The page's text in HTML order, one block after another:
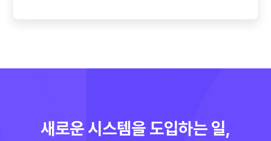
새로운 시스템을 도입하는 일,